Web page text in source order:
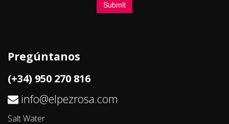
Pregúntanos
(+34) 950 270 816
info@elpezrosa.com
Salt Water